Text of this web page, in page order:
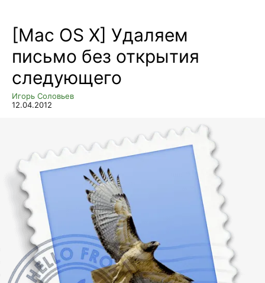
[Mac OS X] Удаляем
письмо без открытия
следующего
Игорь Соловьев
12.04.2012